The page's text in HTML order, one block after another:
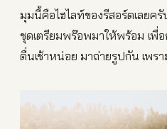
มุมนี้คือไฮไลท์ของรีสอร์ตเลย
ชุดเตรียมพร๊อพมาให้พร้อม เพื่
ตื่นเช้าหน่อย มาถ่ายรูปกัน เพร